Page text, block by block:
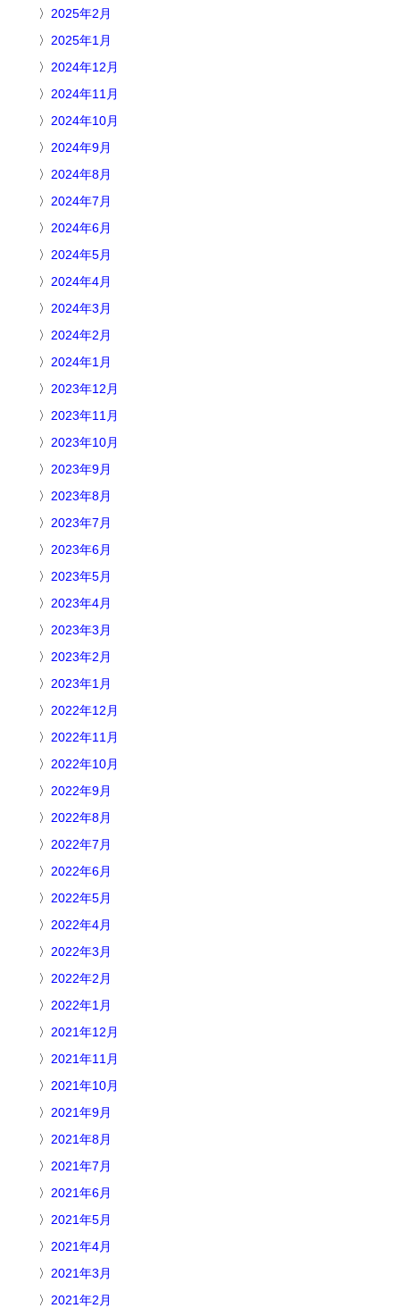
2025年2月
2025年1月
2024年12月
2024年11月
2024年10月
2024年9月
2024年8月
2024年7月
2024年6月
2024年5月
2024年4月
2024年3月
2024年2月
2024年1月
2023年12月
2023年11月
2023年10月
2023年9月
2023年8月
2023年7月
2023年6月
2023年5月
2023年4月
2023年3月
2023年2月
2023年1月
2022年12月
2022年11月
2022年10月
2022年9月
2022年8月
2022年7月
2022年6月
2022年5月
2022年4月
2022年3月
2022年2月
2022年1月
2021年12月
2021年11月
2021年10月
2021年9月
2021年8月
2021年7月
2021年6月
2021年5月
2021年4月
2021年3月
2021年2月